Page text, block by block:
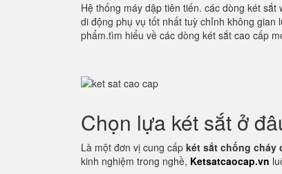
Hệ thống máy dập tiên tiến. các dòng két
di động phụ vụ tốt nhất tuỳ chỉnh không
phẩm.tìm hiểu về các dòng két sắt cao cấp
Chọn lựa két sắt ở
Là một đơn vị cung cấp két sắt chống cháy
kinh nghiệm trong nghề, Ketsatcaocap.vn